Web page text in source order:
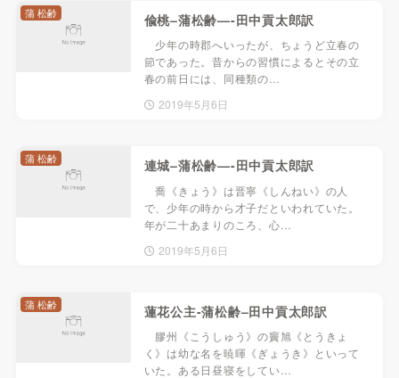
偸桃–蒲松齢—-田中貢太郎訳
少年の時郡へいったが、ちょうど立春の
節であった。昔からの習慣によるとその立
春の前日には、同種類の…
2019年5月6日
蒲 松齢
連城–蒲松齢—-田中貢太郎訳
喬《きょう》は晋寧《しんねい》の人
で、少年の時から才子だといわれていた。
年が二十あまりのころ、心…
2019年5月6日
蒲 松齢
蓮花公主-蒲松齢–田中貢太郎訳
膠州《こうしゅう》の竇旭《とうきょ
く》は幼な名を暁暉《ぎょうき》といって
いた。ある日昼寝をしてい…
蒲 松齢